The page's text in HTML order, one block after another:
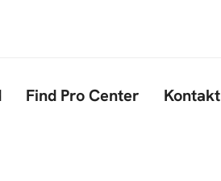
Find Pro Center Kontakt